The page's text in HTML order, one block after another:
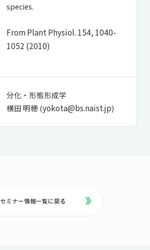
species.
From Plant Physiol. 154, 1040-
1052 (2010)
分化・形態形成学
横田 明穂 (yokota@bs.naist.jp)
セミナー情報一覧に戻る